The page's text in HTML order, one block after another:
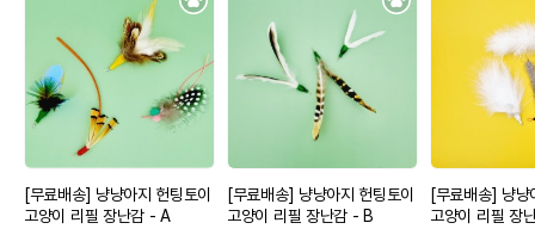
[무료배송] 냥냥아지 헌팅토이
고양이 리필 장난감 - A
[무료배송] 냥냥아지 헌팅토이
고양이 리필 장난감 - B
[무료배송] 냥냥
고양이 리필 장